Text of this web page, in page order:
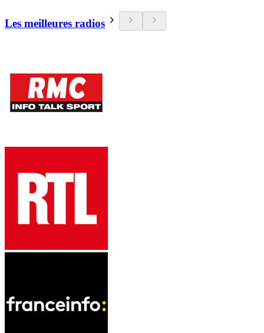
Les meilleures radios